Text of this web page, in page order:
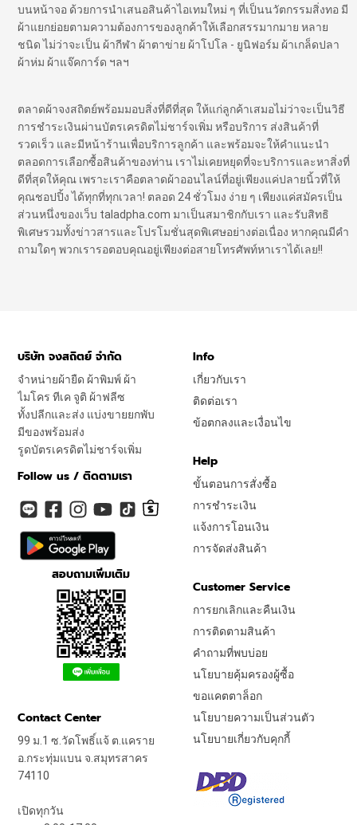
บนหน้าจอ ด้วยการนำเสนอสินค้าไอเทมใหม่ ๆ ที่เป็นนวัตกรรมสิ่งทอ มี
ผ้าแยกย่อยตามความต้องการของลูกค้าให้เลือกสรรมากมาย หลาย
ชนิด ไม่ว่าจะเป็น ผ้ากีฬา ผ้าตาข่าย ผ้าโปโล - ยูนิฟอร์ม ผ้าเกล็ดปลา
ผ้าห่ม ผ้าแจ๊คการ์ด ฯลฯ
ตลาดผ้าจงสถิตย์พร้อมมอบสิ่งที่ดีที่สุด ให้แก่ลูกค้าเสมอไม่ว่าจะเป็นวิธี
การชำระเงินผ่านบัตรเครดิตไม่ชาร์จเพิ่ม หรือบริการ ส่งสินค้าที่
รวดเร็ว และมีหน้าร้านเพื่อบริการลูกค้า และพร้อมจะให้คำแนะนำ
ตลอดการเลือกซื้อสินค้าของท่าน เราไม่เคยหยุดที่จะบริการและหาสิ่งที่
ดีที่สุดให้คุณ เพราะเราคือตลาดผ้าออนไลน์ที่อยู่เพียงแค่ปลายนิ้วที่ให้
คุณชอปปิ้ง ได้ทุกที่ทุกเวลา! ตลอด 24 ชั่วโมง ง่าย ๆ เพียงแค่สมัครเป็น
ส่วนหนึ่งของเว็บ taladpha.com มาเป็นสมาชิกกับเรา และรับสิทธิ
พิเศษรวมทั้งข่าวสารและโปรโมชั่นสุดพิเศษอย่างต่อเนื่อง หากคุณมีคำ
ถามใดๆ พวกเรารอตอบคุณอยู่เพียงต่อสายโทรศัพท์หาเราได้เลย!!
บริษัท จงสถิตย์ จำกัด
จำหน่ายผ้ายืด ผ้าพิมพ์ ผ้า
ไมโคร ทีเค จูติ ผ้าฟลีซ
ทั้งปลีกและส่ง แบ่งขายยกพับ
มีของพร้อมส่ง
รูดบัตรเครดิตไม่ชาร์จเพิ่ม
Follow us / ติดตามเรา
สอบถามเพิ่มเติม
Info
เกี่ยวกับเรา
ติดต่อเรา
ข้อตกลงและเงื่อนไข
Help
ขั้นตอนการสั่งซื้อ
การชำระเงิน
แจ้งการโอนเงิน
การจัดส่งสินค้า
Customer Service
การยกเลิกและคืนเงิน
การติดตามสินค้า
คำถามที่พบบ่อย
นโยบายคุ้มครองผู้ซื้อ
ขอแคตตาล็อก
นโยบายความเป็นส่วนตัว
นโยบายเกี่ยวกับคุกกี้
Contact Center
99 ม.1 ซ.วัดโพธิ์แจ้ ต.แคราย
อ.กระทุ่มแบน จ.สมุทรสาคร
74110
เปิดทุกวัน